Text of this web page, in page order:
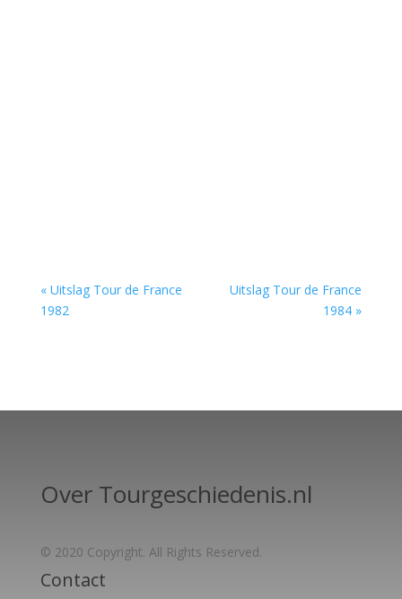
« Uitslag Tour de France
1982
Uitslag Tour de France
1984 »
Over Tourgeschiedenis.nl
© 2020 Copyright. All Rights Reserved.
Contact